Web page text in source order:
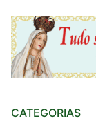
CATEGORIAS